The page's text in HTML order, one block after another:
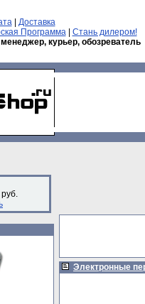
| Доставка
Программа| Стань дилером!
курьер, обозреватель
Электронные